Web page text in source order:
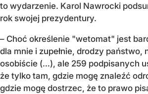
to wydarzenie. Karol Nawrocki
rok swojej prezydentury.
– Choć określenie "wetomat" jest
dla mnie i zupełnie, drodzy państwo,
osobiście (…), ale 259 podpisanych
że tylko tam, gdzie mogę znaleźć
gdzie mogę dostrzec, że to prawo